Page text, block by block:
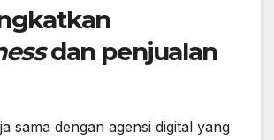
dan penjualan
sama dengan agensi digital yang